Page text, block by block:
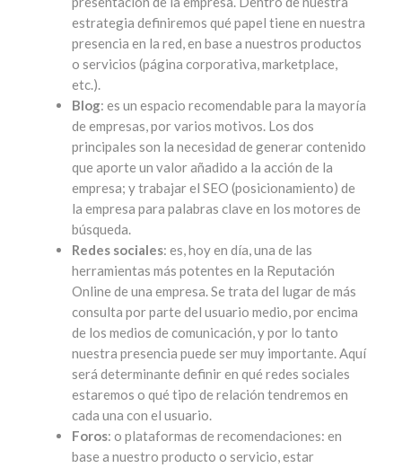
estrategia definiremos qué papel tiene en nuestra
presencia en la red, en base a nuestros productos
o servicios (página corporativa, marketplace,
etc.).
Blog: es un espacio recomendable para la mayoría
de empresas, por varios motivos. Los dos
principales son la necesidad de generar contenido
que aporte un valor añadido a la acción de la
empresa; y trabajar el SEO (posicionamiento) de
la empresa para palabras clave en los motores de
búsqueda.
Redes sociales: es, hoy en día, una de las
herramientas más potentes en la Reputación
Online de una empresa. Se trata del lugar de más
consulta por parte del usuario medio, por encima
de los medios de comunicación, y por lo tanto
nuestra presencia puede ser muy importante. Aquí
será determinante definir en qué redes sociales
estaremos o qué tipo de relación tendremos en
cada una con el usuario.
Foros: o plataformas de recomendaciones: en
base a nuestro producto o servicio, estar